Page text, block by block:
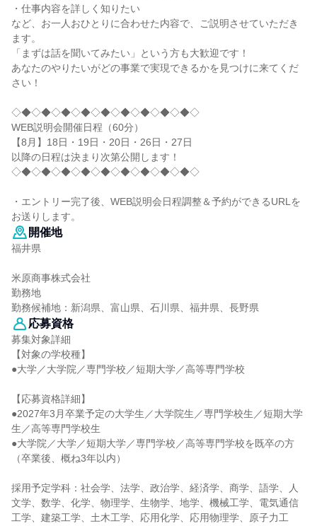
・仕事内容を詳しく知りたい
など、お一人おひとりに合わせた内容で、ご説明させていただき
ます。
「まずは話を聞いてみたい」という方も大歓迎です！
あなたのやりたいがどの事業で実現できるかを見つけに来てくだ
さい！
◇◆◇◆◇◆◇◆◇◆◇◆◇◆◇◆◇◆◇
WEB説明会開催日程（60分）
【8月】18日・19日・20日・26日・27日
以降の日程は決まり次第公開します！
◇◆◇◆◇◆◇◆◇◆◇◆◇◆◇◆◇◆◇
・エントリー完了後、WEB説明会日程調整＆予約ができるURLを
お送りします。
開催地
福井県
米原商事株式会社
勤務地
勤務候補地：新潟県、富山県、石川県、福井県、長野県
応募資格
募集対象詳細
【対象の学校種】
●大学／大学院／専門学校／短期大学／高等専門学校
【応募資格詳細】
●2027年3月卒業予定の大学生／大学院生／専門学校生／短期大学
生／高等専門学校生
●大学院／大学／短期大学／専門学校／高等専門学校を既卒の方
（卒業後、概ね3年以内）
採用予定学科：社会学、法学、政治学、経済学、商学、語学、人
文学、数学、化学、物理学、生物学、地学、機械工学、電気通信
工学、建築工学、土木工学、応用化学、応用物理学、原子力工